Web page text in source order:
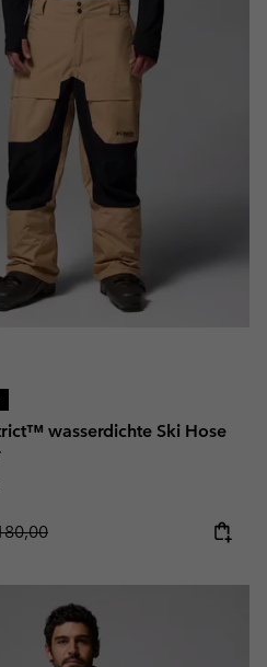
wasserdichte Ski Hose
price: